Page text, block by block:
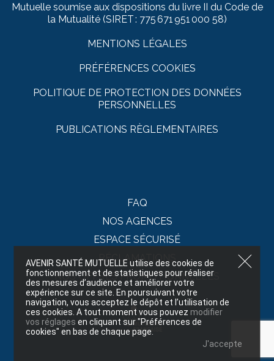
Mutuelle soumise aux dispositions du livre II du Code de
la Mutualité (SIRET : 775 671 951 000 58)
MENTIONS LÉGALES
PRÉFÉRENCES COOKIES
POLITIQUE DE PROTECTION DES DONNÉES
PERSONNELLES
PUBLICATIONS RÈGLEMENTAIRES
FAQ
NOS AGENCES
ESPACE SÉCURISÉ
RÉCLAMATIONS
NOS OFFRES PROMOTIONNELLES
AVENIR SANTÉ MUTUELLE utilise des cookies de
fonctionnement et de statistiques pour réaliser
des mesures d’audience et améliorer votre
expérience sur ce site. En poursuivant votre
navigation, vous acceptez le dépôt et l’utilisation de
ces cookies. A tout moment vous pouvez modifier
vos réglages en cliquant sur "Préférences de
cookies" en bas de chaque page.
J'accepte